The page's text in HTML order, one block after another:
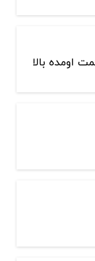
اومده بالا